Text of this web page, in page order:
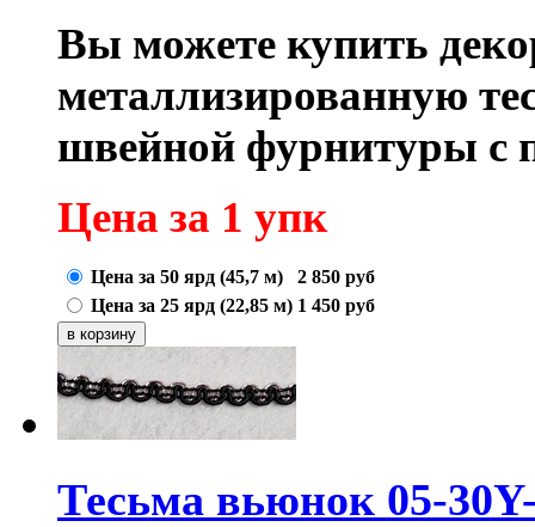
Вы можете купить
металлизированную
швейной фурнитуры с
Цена за 1 упк
Цена за 50 ярд (45,7 м) 2 850 руб
Цена за 25 ярд (22,85 м) 1 450 руб
Тесьма вьюнок 05-